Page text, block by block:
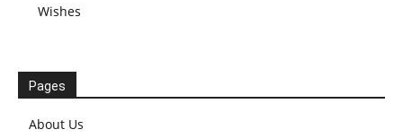
Wishes
Pages
About Us